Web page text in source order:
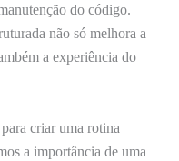
do código.
não só melhora a
a experiência do
criar uma rotina
a importância de uma